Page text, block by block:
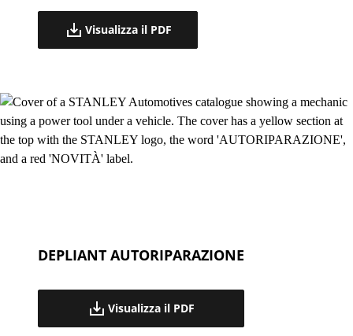
Visualizza il PDF
DEPLIANT AUTORIPARAZIONE
Visualizza il PDF